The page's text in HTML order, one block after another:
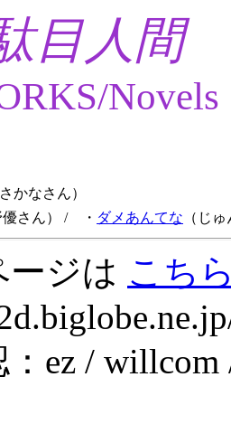
目人間
Novels
さかなさん）
優さん） / ・ ダメあんてな （じ
ジは こち
：ez /